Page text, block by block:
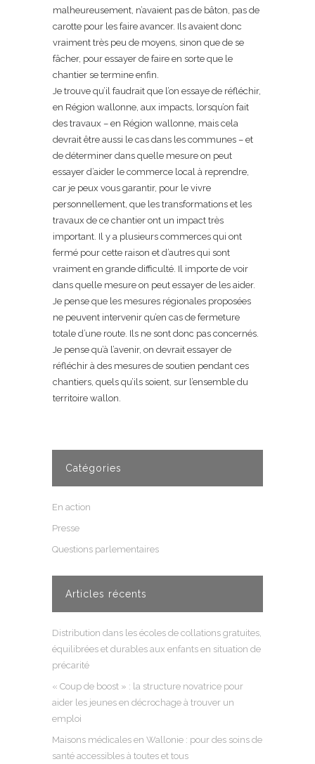
malheureusement, n’avaient pas de bâton, pas de
carotte pour les faire avancer. Ils avaient donc
vraiment très peu de moyens, sinon que de se
fâcher, pour essayer de faire en sorte que le
chantier se termine enfin.
Je trouve qu’il faudrait que l’on essaye de réfléchir,
en Région wallonne, aux impacts, lorsqu’on fait
des travaux – en Région wallonne, mais cela
devrait être aussi le cas dans les communes – et
de déterminer dans quelle mesure on peut
essayer d’aider le commerce local à reprendre,
car je peux vous garantir, pour le vivre
personnellement, que les transformations et les
travaux de ce chantier ont un impact très
important. Il y a plusieurs commerces qui ont
fermé pour cette raison et d’autres qui sont
vraiment en grande difficulté. Il importe de voir
dans quelle mesure on peut essayer de les aider.
Je pense que les mesures régionales proposées
ne peuvent intervenir qu’en cas de fermeture
totale d’une route. Ils ne sont donc pas concernés.
Je pense qu’à l’avenir, on devrait essayer de
réfléchir à des mesures de soutien pendant ces
chantiers, quels qu’ils soient, sur l’ensemble du
territoire wallon.
Catégories
En action
Presse
Questions parlementaires
Articles récents
Distribution dans les écoles de collations gratuites,
équilibrées et durables aux enfants en situation de
précarité
« Coup de boost » : la structure novatrice pour
aider les jeunes en décrochage à trouver un
emploi
Maisons médicales en Wallonie : pour des soins de
santé accessibles à toutes et tous